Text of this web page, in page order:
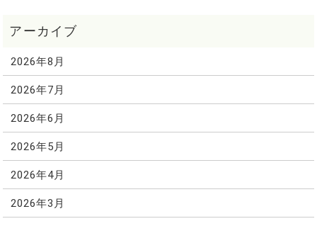
2026年8月
2026年7月
2026年6月
2026年5月
2026年4月
2026年3月